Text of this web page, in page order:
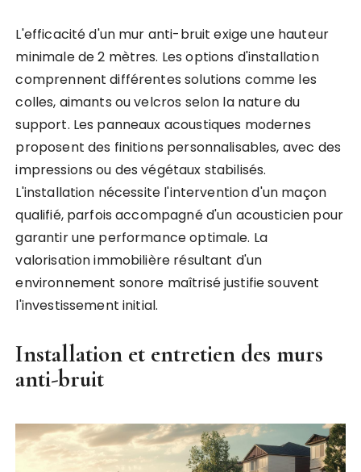
L'efficacité d'un mur anti-bruit exige une hauteur
minimale de 2 mètres. Les options d'installation
comprennent différentes solutions comme les
colles, aimants ou velcros selon la nature du
support. Les panneaux acoustiques modernes
proposent des finitions personnalisables, avec des
impressions ou des végétaux stabilisés.
L'installation nécessite l'intervention d'un maçon
qualifié, parfois accompagné d'un acousticien pour
garantir une performance optimale. La
valorisation immobilière résultant d'un
environnement sonore maîtrisé justifie souvent
l'investissement initial.
Installation et entretien des murs
anti-bruit